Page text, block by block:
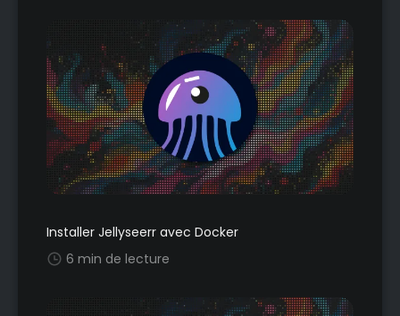
Installer Jellyseerr avec Docker
6 min de lecture